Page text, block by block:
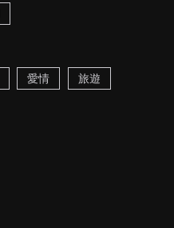
愛情 旅遊